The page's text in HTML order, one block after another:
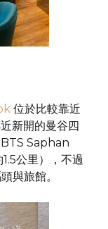
位於比較靠近
新開的曼谷四
Saphan
公里），不過
與旅館。